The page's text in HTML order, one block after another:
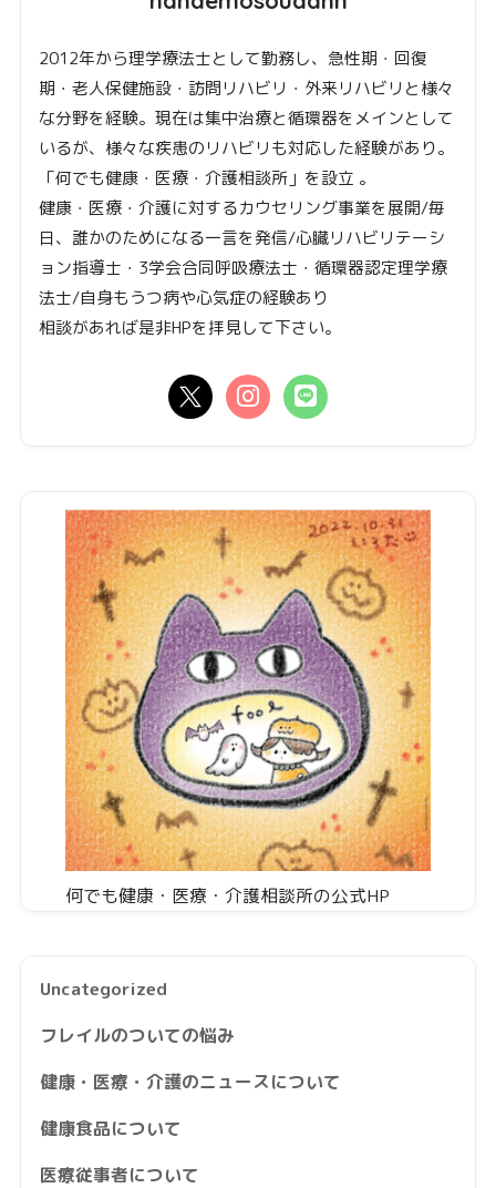
2012年から理学療法士として勤務し、急性期・回復
期・老人保健施設・訪問リハビリ・外来リハビリと様々
な分野を経験。現在は集中治療と循環器をメインとして
いるが、様々な疾患のリハビリも対応した経験があり。
「何でも健康・医療・介護相談所」を設立 。
健康・医療・介護に対するカウセリング事業を展開/毎
日、誰かのためになる一言を発信/心臓リハビリテーシ
ョン指導士・3学会合同呼吸療法士・循環器認定理学療
法士/自身もうつ病や心気症の経験あり
相談があれば是非HPを拝見して下さい。
何でも健康・医療・介護相談所の公式HP
Uncategorized
フレイルのついての悩み
健康・医療・介護のニュースについて
健康食品について
医療従事者について